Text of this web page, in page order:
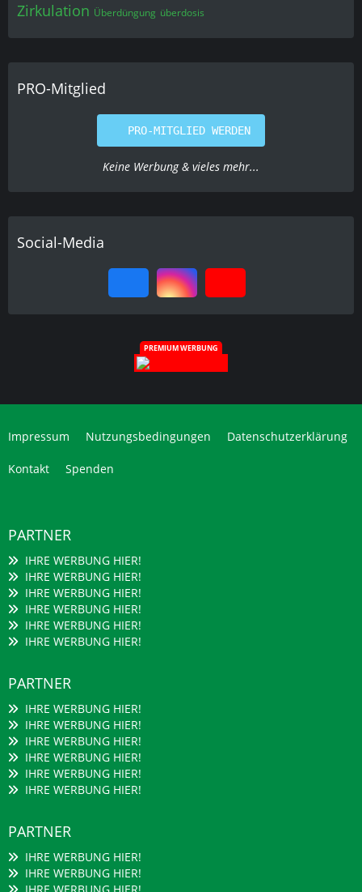
Zirkulation Überdüngung überdosis
PRO-Mitglied
PRO-MITGLIED WERDEN
Keine Werbung & vieles mehr...
Social-Media
PREMIUM WERBUNG
Impressum Nutzungsbedingungen Datenschutzerklärung
Kontakt Spenden
PARTNER
IHRE WERBUNG HIER!
IHRE WERBUNG HIER!
IHRE WERBUNG HIER!
IHRE WERBUNG HIER!
IHRE WERBUNG HIER!
IHRE WERBUNG HIER!
PARTNER
IHRE WERBUNG HIER!
IHRE WERBUNG HIER!
IHRE WERBUNG HIER!
IHRE WERBUNG HIER!
IHRE WERBUNG HIER!
IHRE WERBUNG HIER!
PARTNER
IHRE WERBUNG HIER!
IHRE WERBUNG HIER!